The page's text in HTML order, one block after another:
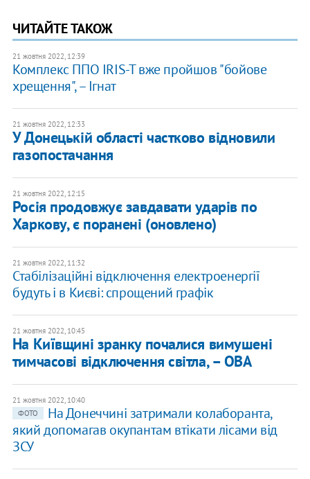
ЧИТАЙТЕ ТАКОЖ
21 жовтня 2022, 12:39
​Комплекс ППО IRIS-T вже пройшов "бойове
хрещення", – Ігнат
21 жовтня 2022, 12:33
У Донецькій області частково відновили
газопостачання
21 жовтня 2022, 12:15
Росія продовжує завдавати ударів по
Харкову, є поранені (оновлено)
21 жовтня 2022, 11:32
Стабілізаційні відключення електроенергії
будуть і в Києві: спрощений графік
21 жовтня 2022, 10:45
На Київщині зранку почалися вимушені
тимчасові відключення світла, – ОВА
21 жовтня 2022, 10:40
ФОТО
На Донеччині затримали колаборанта,
який допомагав окупантам втікати лісами від
ЗСУ